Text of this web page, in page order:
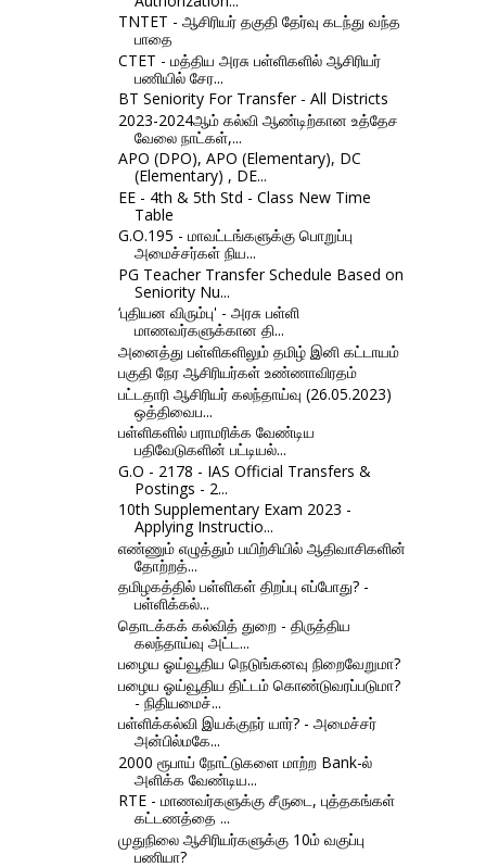
TNTET - ஆசிரியர் தகுதி தேர்வு கடந்து வந்த
பாதை
CTET - மத்திய அரசு பள்ளிகளில் ஆசிரியர்
பணியில் சேர...
BT Seniority For Transfer - All Districts
2023-2024ஆம் கல்வி ஆண்டிற்கான உத்தேச
வேலை நாட்கள்,...
APO (DPO), APO (Elementary), DC
(Elementary) , DE...
EE - 4th & 5th Std - Class New Time
Table
G.O.195 - மாவட்டங்களுக்கு பொறுப்பு
அமைச்சர்கள் நிய...
PG Teacher Transfer Schedule Based on
Seniority Nu...
‘புதியன விரும்பு' - அரசு பள்ளி
மாணவர்களுக்கான தி...
அனைத்து பள்ளிகளிலும் தமிழ் இனி கட்டாயம்
பகுதி நேர ஆசிரியர்கள் உண்ணாவிரதம்
பட்டதாரி ஆசிரியர் கலந்தாய்வு (26.05.2023)
ஒத்திவைப...
பள்ளிகளில் பராமரிக்க வேண்டிய
பதிவேடுகளின் பட்டியல்...
G.O - 2178 - IAS Official Transfers &
Postings - 2...
10th Supplementary Exam 2023 -
Applying Instructio...
எண்ணும் எழுத்தும் பயிற்சியில் ஆதிவாசிகளின்
தோற்றத்...
தமிழகத்தில் பள்ளிகள் திறப்பு எப்போது? -
பள்ளிக்கல்...
தொடக்கக் கல்வித் துறை - திருத்திய
கலந்தாய்வு அட்ட...
பழைய ஓய்வூதிய நெடுங்கனவு நிறைவேறுமா?
பழைய ஓய்வூதிய திட்டம் கொண்டுவரப்படுமா?
- நிதியமைச்...
பள்ளிக்கல்வி இயக்குநர் யார்? - அமைச்சர்
அன்பில்மகே...
2000 ரூபாய் நோட்டுகளை மாற்ற Bank-ல்
அளிக்க வேண்டிய...
RTE - மாணவர்களுக்கு சீருடை, புத்தகங்கள்
கட்டணத்தை ...
முதுநிலை ஆசிரியர்களுக்கு 10ம் வகுப்பு
பணியா?